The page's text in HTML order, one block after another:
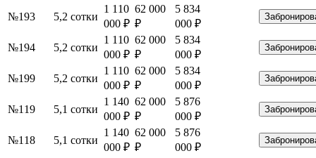
№193 5,2 сотки
1 110
000 ₽
62 000
₽
5 834
000 ₽
№194 5,2 сотки
1 110
000 ₽
62 000
₽
5 834
000 ₽
№199 5,2 сотки
1 110
000 ₽
62 000
₽
5 834
000 ₽
№119 5,1 сотки
1 140
000 ₽
62 000
₽
5 876
000 ₽
№118 5,1 сотки
1 140
000 ₽
62 000
₽
5 876
000 ₽